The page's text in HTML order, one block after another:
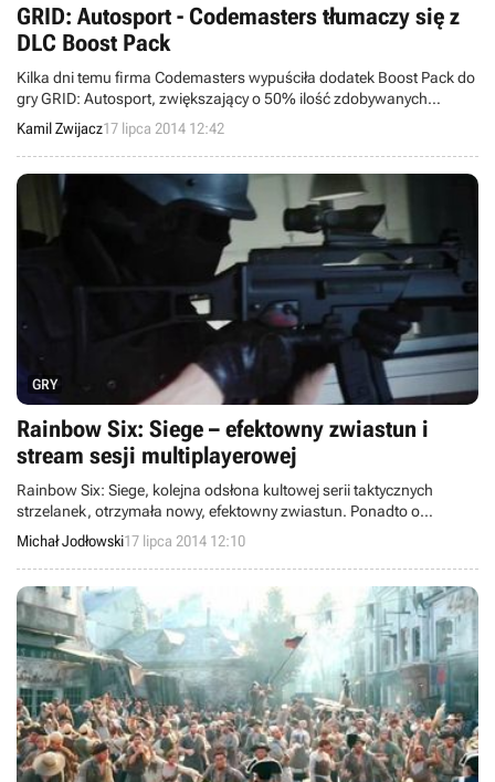
GRID: Autosport - Codemasters tłumaczy się z
DLC Boost Pack
Kilka dni temu firma Codemasters wypuściła dodatek Boost Pack do
gry GRID: Autosport, zwiększający o 50% ilość zdobywanych
punktów doświadczenia i pieniędzy. DLC spotkało się z krytyką
graczy, ale deweloper postawił wyjaśnić, dlaczego oferuje coś
takiego. Odpowiedź jest krótka - "bo się sprzedaje".
Kamil Zwijacz17 lipca 2014 12:42
GRY
Rainbow Six: Siege – efektowny zwiastun i
stream sesji multiplayerowej
Rainbow Six: Siege, kolejna odsłona kultowej serii taktycznych
strzelanek, otrzymała nowy, efektowny zwiastun. Ponadto o
godzinie 20:00 w serwisie Twitch strumieniowana będzie sesja
multiplayer.
Michał Jodłowski17 lipca 2014 12:10